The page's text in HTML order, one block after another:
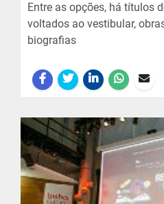
Entre as opções, há títulos
voltados ao vestibular,
biografias